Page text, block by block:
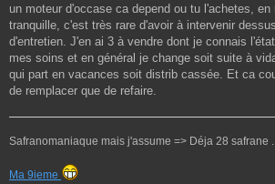
un moteur d'occase ca depend ou tu l'achetes,
tranquille, c'est très rare d'avoir à intervenir
d'entretien. J'en ai 3 à vendre dont je connais
mes soins et en général je change soit suite à
qui part en vacances soit distrib cassée. Et ca
de remplacer que de refaire.
Safranomaniaque mais j'assume => Déja 28 safrane
Ma 9ieme